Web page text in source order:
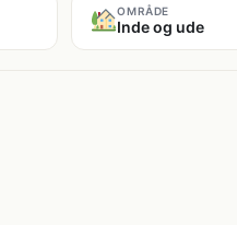
OMRÅDE
Inde og ude